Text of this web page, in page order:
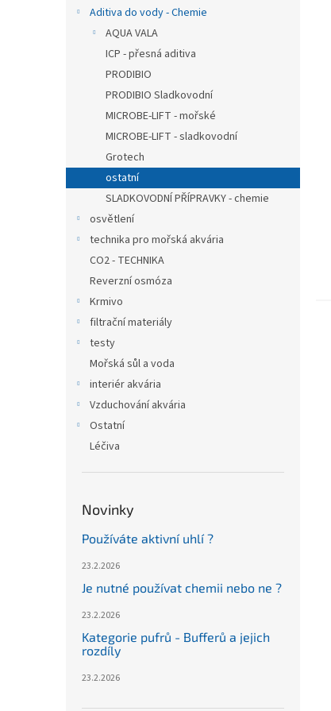
Aditiva do vody - Chemie
AQUA VALA
ICP - přesná aditiva
PRODIBIO
PRODIBIO Sladkovodní
MICROBE-LIFT - mořské
MICROBE-LIFT - sladkovodní
Grotech
ostatní
SLADKOVODNÍ PŘÍPRAVKY - chemie
osvětlení
technika pro mořská akvária
CO2 - TECHNIKA
Reverzní osmóza
Krmivo
filtrační materiály
testy
Mořská sůl a voda
interiér akvária
Vzduchování akvária
Ostatní
Léčiva
Novinky
Používáte aktivní uhlí ?
23.2.2026
Je nutné používat chemii nebo ne ?
23.2.2026
Kategorie pufrů - Bufferů a jejich
rozdíly
23.2.2026